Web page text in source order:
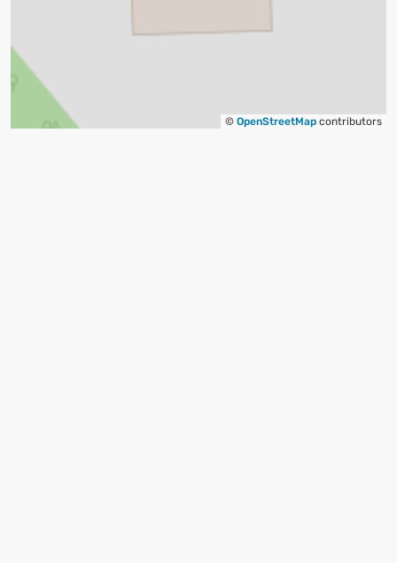
© OpenStreetMap contributors